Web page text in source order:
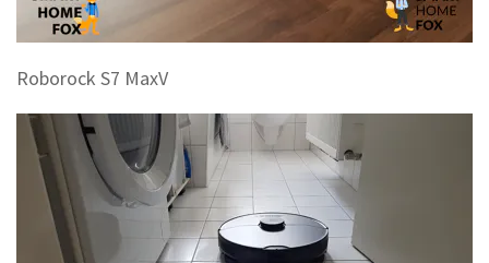
Roborock S7 MaxV